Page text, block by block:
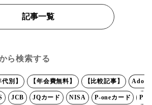
記事一覧
ら検索する
代別】 【年会費無料】 【比較記事】 Ado
JCB JQカード NISA P-oneカード P